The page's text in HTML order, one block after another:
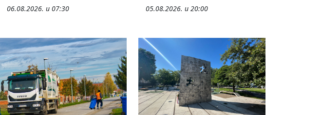
06.08.2026. u 07:30 05.08.2026. u 20:00